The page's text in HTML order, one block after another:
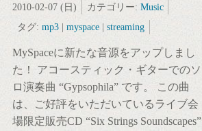
2010-02-07 (日) カテゴリー: Music
タグ: mp3| myspace| streaming
MySpaceに新たな音源をアップしまし
た！ アコースティック・ギターでのソ
ロ演奏曲 “Gypsophila” です。 この曲
は、ご好評をいただいているライブ会
場限定販売CD “Six Strings Soundscapes”